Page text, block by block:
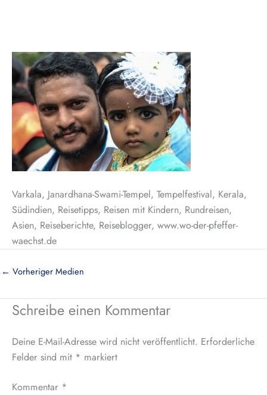
Varkala, Janardhana-Swami-Tempel, Tempelfestival, Kerala,
Südindien, Reisetipps, Reisen mit Kindern, Rundreisen,
Asien, Reiseberichte, Reiseblogger, www.wo-der-pfeffer-
waechst.de
← Vorheriger Medien
Schreibe einen Kommentar
Deine E-Mail-Adresse wird nicht veröffentlicht. Erforderliche
Felder sind mit * markiert
Kommentar *